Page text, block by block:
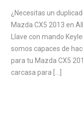
¿Necesitas un
Mazda CX5 2013 en
Llave con mando
somos capaces de
para tu Mazda CX5
carcasa para […]